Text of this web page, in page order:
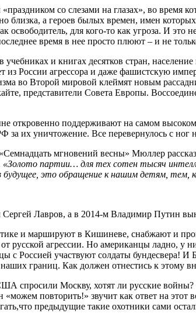
со слезами на глазах», во
близка, а героев былых времен, имен
освободитель, для кого-то как угроза. И
время в нее просто плюют – и не
учебниках и книгах десятков стран,
из России агрессора и даже фашистскую
во Второй мировой клеймят новым
представители Совета Европы.
откровенно поддерживают на самом
их уничтожение. Все перевернулось с ног
мгновений весны» Мюллер
«Золото партии… для тех сотен тысяч
это обращение к нашим детям, тем,
Лавров, а в 2014-м Владимир Путин
и маршируют в Кишиневе, снабжают и
русской агрессии. Но американцы ладно, у
с Россией участвуют солдаты бундесвера!
границ. Как должен отнестись к этому
спросили Москву, хотят ли русские войны?
повторить!» звучит как ответ на
предыдущие такие охотники сами